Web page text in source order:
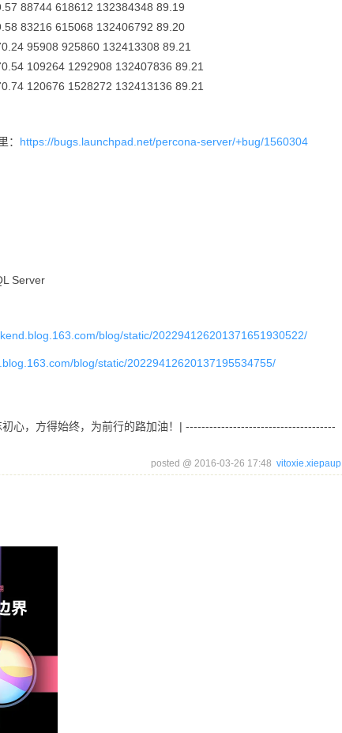
88744 618612 132384348 89.19
83216 615068 132406792 89.20
95908 925860 132413308 89.21
109264 1292908 132407836 89.21
120676 1528272 132413136 89.21
： https://bugs.launchpad.net/percona-server/+bug/1560304
Server
blog/static/202294126201371651930522/
blog/static/20229412620137195534755/
心，方得始终，为前行的路加油！| --------------------------------------
posted @ 2016-03-26 17:48 vitoxie.xiepaup